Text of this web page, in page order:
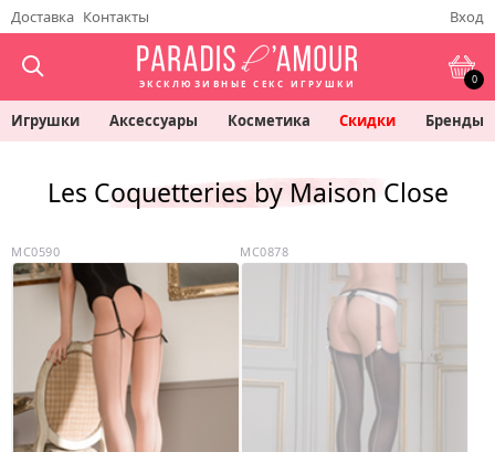
Доставка Контакты Вход
ЭКСКЛЮЗИВНЫЕ СЕКС ИГРУШКИ 0
Игрушки Аксессуары Косметика Скидки Бренды
Les Coquetteries by Maison Close
MC0590 MC0878